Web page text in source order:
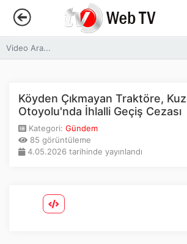
Anasayfa
Canlı Yayın
Kategoriler
Köyden Çıkmayan Traktöre,
Otoyolu'nda İhlalli Geçiş Cezası
Kategori: Gündem
85 görüntüleme
4.05.2026 tarihinde yayınlandı